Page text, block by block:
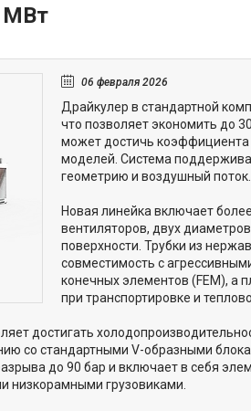
МВт
06 февраля 2026
Драйкулер в стандартной
что позволяет экономить до
может достичь коэффициента
моделей. Система
геометрию и воздушный поток.
Новая линейка включает
вентиляторов, двух
поверхности. Трубки из
совместимость с
конечных элементов (FEM), а
при транспортировке и
достигать
со стандартными V-образными
до 90 бар и включает в себя
низкорамными грузовиками.